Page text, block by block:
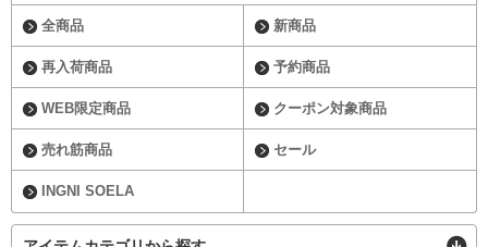
全商品 新商品
再入荷商品 予約商品
WEB限定商品 クーポン対象商品
売れ筋商品 セール
INGNI SOELA